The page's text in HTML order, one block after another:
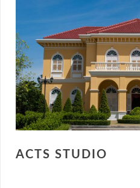
ACTS STUDIO